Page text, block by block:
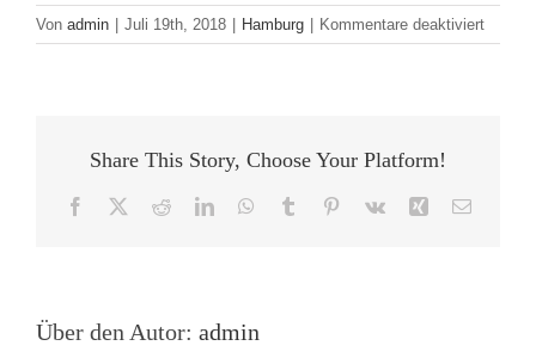
Von admin | Juli 19th, 2018 | Hamburg | Kommentare deaktiviertfür
JVM
Share This Story, Choose Your Platform!
Facebook RedditLinkedInWhatsApp
Tumblr Pinterest
Vk Xing E-
Über den Autor: admin